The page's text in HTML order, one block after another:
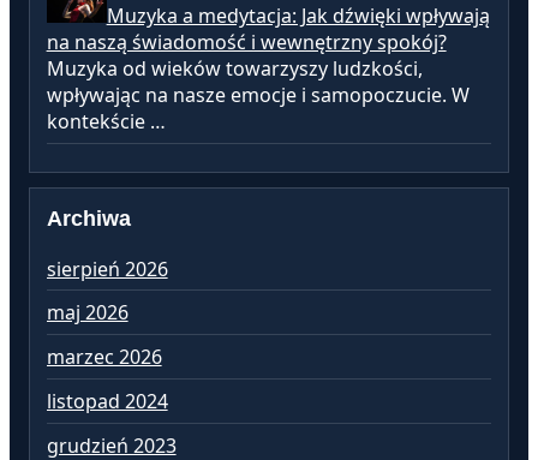
Muzyka a medytacja: Jak dźwięki wpływają
na naszą świadomość i wewnętrzny spokój?
Muzyka od wieków towarzyszy ludzkości,
wpływając na nasze emocje i samopoczucie. W
kontekście …
Archiwa
sierpień 2026
maj 2026
marzec 2026
listopad 2024
grudzień 2023